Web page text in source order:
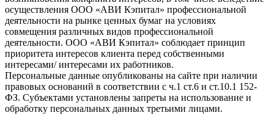
осуществления ООО «АВИ Кэпитал» профессиональной
деятельности на рынке ценных бумаг на условиях
совмещения различных видов профессиональной
деятельности. ООО «АВИ Кэпитал» соблюдает принцип
приоритета интересов клиента перед собственными
интересами/ интересами их работников.
Персональные данные опубликованы на сайте при наличии
правовых оснований в соответствии с ч.1 ст.6 и ст.10.1 152-
ФЗ. Субъектами установлены запреты на использование и
обработку персональных данных третьими лицами.